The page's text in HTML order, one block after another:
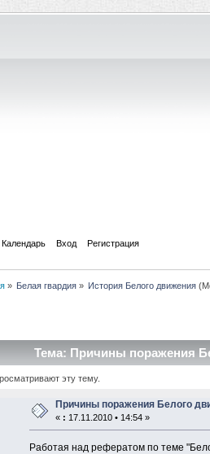
Календарь Вход Регистрация
» Белая гвардия » История Белого движения
Тема: Причины поражения
эту тему.
Причины поражения Белого
« : 17.11.2010 • 14:54 »
Работая над рефератом по теме